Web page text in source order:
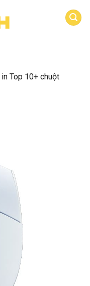
in Top 10+ chuột